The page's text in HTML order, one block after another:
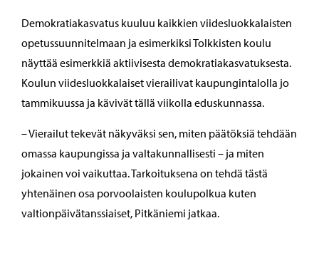
Demokratiakasvatus kuuluu kaikkien viidesluokkalaisten
opetussuunnitelmaan ja esimerkiksi Tolkkisten koulu
näyttää esimerkkiä aktiivisesta demokratiakasvatuksesta.
Koulun viidesluokkalaiset vierailivat kaupungintalolla jo
tammikuussa ja kävivät tällä viikolla eduskunnassa.
– Vierailut tekevät näkyväksi sen, miten päätöksiä tehdään
omassa kaupungissa ja valtakunnallisesti – ja miten
jokainen voi vaikuttaa. Tarkoituksena on tehdä tästä
yhtenäinen osa porvoolaisten koulupolkua kuten
valtionpäivätanssiaiset, Pitkäniemi jatkaa.